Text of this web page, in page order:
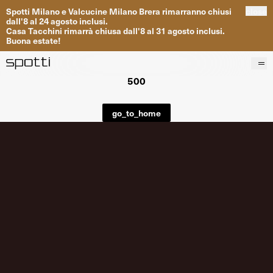
Spotti MilanoeValcucine Milano Brera rimarrannochiusi
dall'8al 24agosto inclusi.
Casa Tacchini rimarrà chiusa dall'8al 31 agosto inclusi.
Buona estate!
Progetti
500
go_to_home